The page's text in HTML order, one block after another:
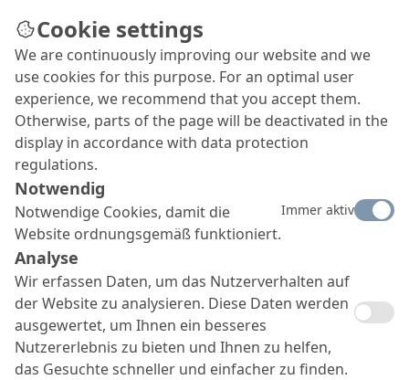
Betonzusatzmittel in der
Praxis
Betonzusatzmittel sind aus der modernen
Betontechnologie nicht mehr wegzudenken. Sie
haben der Betonbauweise den Weg in neue
Einsatzbereiche geebnet und in vielen Bereichen
die Bauweise wirtschaftlicher gemacht. Oft
werden Betonzusatzmittel aber auch für
Probleme im Betonbau verantwortlich gemacht:
meist voreilig.
Cookie settings
We are continuously improving our website and we
use cookies for this purpose. For an optimal user
experience, we recommend that you accept them.
Otherwise, parts of the page will be deactivated in the
display in accordance with data protection
regulations.
Notwendig
Notwendige Cookies, damit die
Website ordnungsgemäß funktioniert.
Immer aktiv
Analyse
Wir erfassen Daten, um das Nutzerverhalten auf
der Website zu analysieren. Diese Daten werden
ausgewertet, um Ihnen ein besseres
Nutzererlebnis zu bieten und Ihnen zu helfen,
das Gesuchte schneller und einfacher zu finden.